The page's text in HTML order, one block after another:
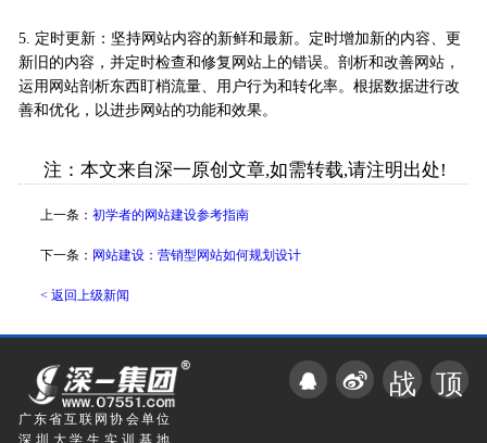
5. 定时更新：坚持网站内容的新鲜和最新。定时增加新的内容、更
新旧的内容，并定时检查和修复网站上的错误。剖析和改善网站，
运用网站剖析东西盯梢流量、用户行为和转化率。根据数据进行改
善和优化，以进步网站的功能和效果。
注：本文来自深一原创文章,如需转载,请注明出处!
上一条： 初学者的网站建设参考指南
下一条： 网站建设：营销型网站如何规划设计
< 返回上级新闻
广东省互联网协会单位
战 顶